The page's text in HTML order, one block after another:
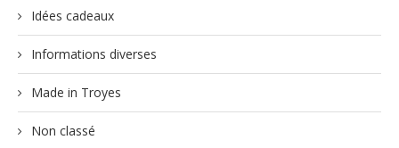
Idées cadeaux
Informations diverses
Made in Troyes
Non classé